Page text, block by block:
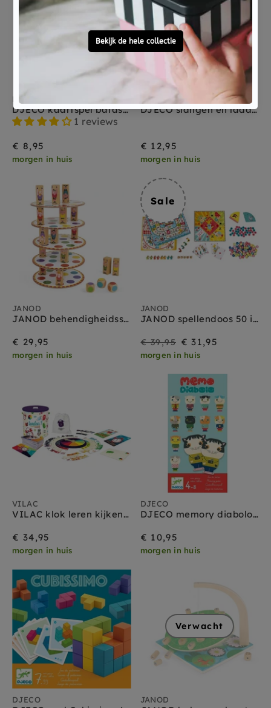
DJECO
DJECO kaartspel batasaurus 5-99 jr
1 reviews
€ 8,95
morgen in huis
DJECO
DJECO slangen en ladders 5-10 jr
€ 12,95
morgen in huis
JANOD
JANOD behendigheidsspel Acrobat 5 jr+
€ 29,95
morgen in huis
Sale
JANOD
JANOD spellendoos 50 in 1 / 5jr+
Sale
€ 31,95
Prijs
€ 39,95
morgen in huis
VILAC
VILAC klok leren kijken spel 5 jr+
€ 34,95
morgen in huis
DJECO
DJECO memory diabolo cat 6-10 jr
€ 10,95
morgen in huis
DJECO
Verwacht
JANOD